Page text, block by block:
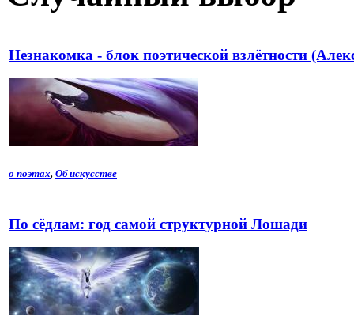
Незнакомка - блок поэтической взлётности
о поэтах, Об искусстве
По сёдлам: год самой структурной Лошади